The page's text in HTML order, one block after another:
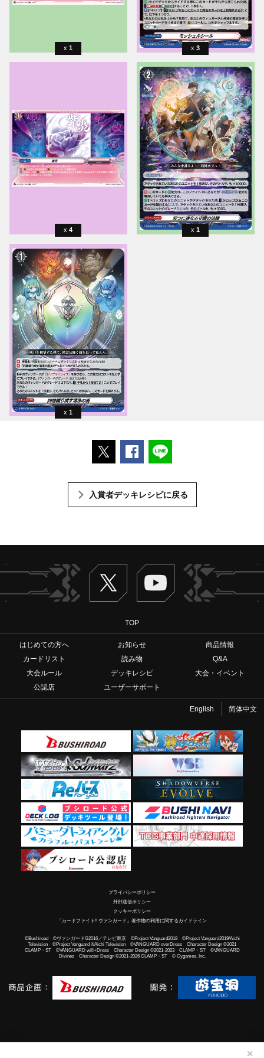
✕
1 3
4 1
1
ポストするFacebookでシェアする
入賞者デッキレシピに戻る
Twitter ヴァンガードch
TOP
はじめての方へ お知らせ
商品情報
カードリスト
読み物
Q&A
大会ルール
デッキレシピ
大会・イベント
公認店
ユーザーサポート
English 简体中文
プライバシーポリシー
外部送信ポリシー
クッキーポリシー
「カードファイト!! ヴァンガード」著作物の利用に関するガイドライン
©Bushiroad ©ヴァンガードG2016／テレビ東京 ©Project Vanguard2018 ©Project Vanguard2019/Aichi
Television ©Project Vanguard if/Aichi Television ©VANGUARD overDress Character Design ©2021
CLAMP・ST ©VANGUARD will+Dress Character Design ©2021-2023 CLAMP・ST ©VANGUARD
Divinez Character Design ©2021-2026 CLAMP・ST © Cygames, Inc.